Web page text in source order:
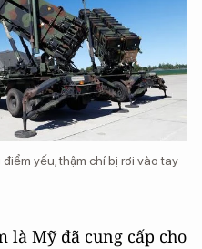
yếu, thậm chí bị rơi vào tay
là Mỹ đã cung cấp cho